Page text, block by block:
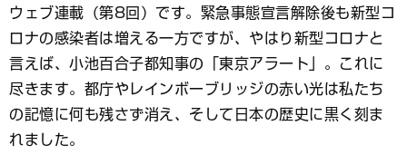
ウェブ連載（第8回）です。緊急事態宣言解除後も新型コ
ロナの感染者は増える一方ですが、やはり新型コロナと
言えば、小池百合子都知事の「東京アラート」。これに
尽きます。都庁やレインボーブリッジの赤い光は私たち
の記憶に何も残さず消え、そして日本の歴史に黒く刻ま
れました。